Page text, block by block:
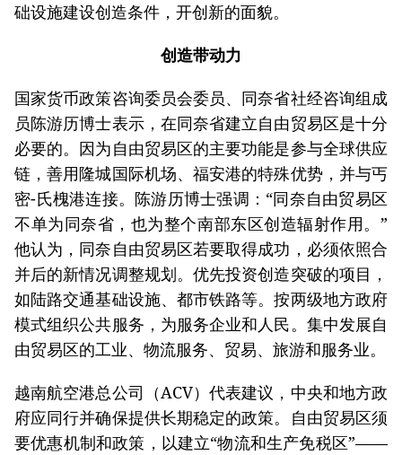
础设施建设创造条件，开创新的面貌。
创造带动力
国家货币政策咨询委员会委员、同奈省社经咨询组成
员陈游历博士表示，在同奈省建立自由贸易区是十分
必要的。因为自由贸易区的主要功能是参与全球供应
链，善用隆城国际机场、福安港的特殊优势，并与丐
密-氏槐港连接。陈游历博士强调：“同奈自由贸易区
不单为同奈省，也为整个南部东区创造辐射作用。”
他认为，同奈自由贸易区若要取得成功，必须依照合
并后的新情况调整规划。优先投资创造突破的项目，
如陆路交通基础设施、都市铁路等。按两级地方政府
模式组织公共服务，为服务企业和人民。集中发展自
由贸易区的工业、物流服务、贸易、旅游和服务业。
越南航空港总公司（ACV）代表建议，中央和地方政
府应同行并确保提供长期稳定的政策。自由贸易区须
要优惠机制和政策，以建立“物流和生产免税区”——